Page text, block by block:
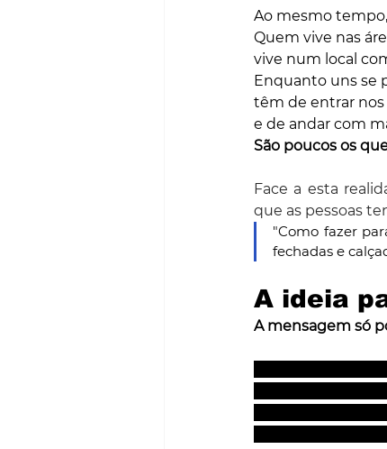
Ao mesmo
Quem vive nas
vive num local
Enquanto uns se
têm de entrar nos
e de andar com
São poucos os
Face a esta
que as pessoas
"Como fazer
fechadas e
A ideia
A mensagem só